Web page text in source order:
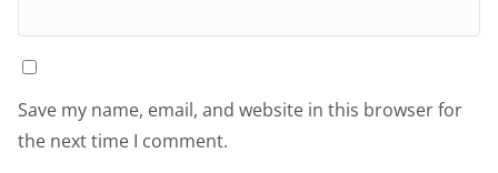
Save my name, email, and website in this browser for
the next time I comment.